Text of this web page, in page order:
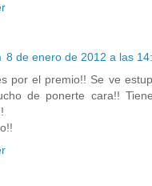
8 de enero de 2012 a las
por el premio!! Se ve
de ponerte cara!!